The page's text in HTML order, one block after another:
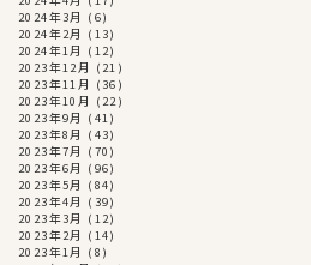
2024年3月 (6)
2024年2月 (13)
2024年1月 (12)
2023年12月 (21)
2023年11月 (36)
2023年10月 (22)
2023年9月 (41)
2023年8月 (43)
2023年7月 (70)
2023年6月 (96)
2023年5月 (84)
2023年4月 (39)
2023年3月 (12)
2023年2月 (14)
2023年1月 (8)